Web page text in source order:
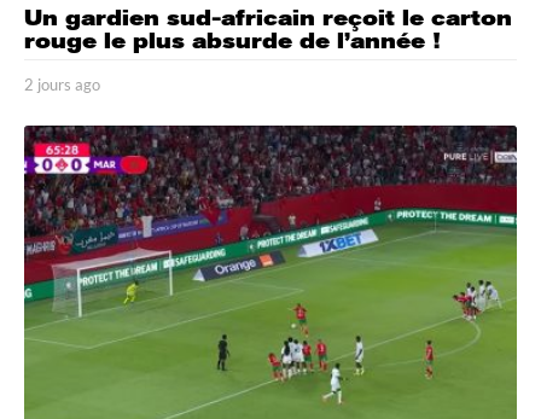
Un gardien sud-africain reçoit le carton
rouge le plus absurde de l’année !
2 jours ago
o
u
r
s
a
g
o